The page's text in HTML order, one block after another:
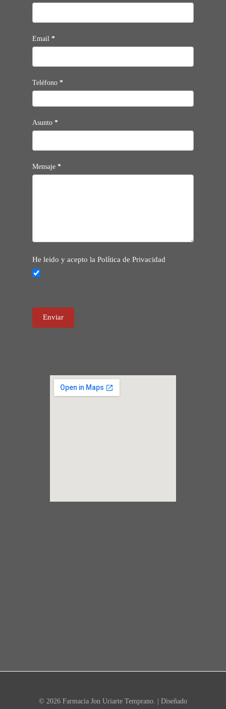
Email *
Teléfono *
Asunto *
Mensaje *
He leido y acepto la Política de Privacidad
Enviar
© 2026 Farmacia Jon Uriarte Temprano. | Diseñado